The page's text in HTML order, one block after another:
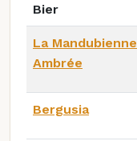
Bier
La Mandubienne
Ambrée
Bergusia